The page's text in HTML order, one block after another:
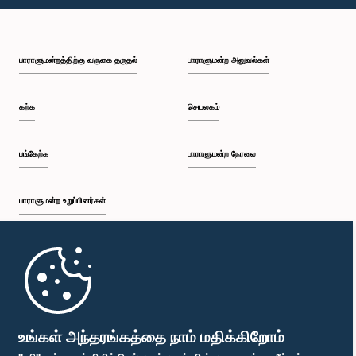
உங்கள் அந்தரங்கத்தை நாம் மதிக்கிறோம்
பி.ப. 1:49 - பி.ப. 1:56
பி.ப. 2:05 - பி.ப. 2:29
பி.ப. 2:54 - பி.ப. 3:09
பாராளுமன்றத்திற்கு வருகை தருதல்
கற்க
பங்கேற்க
பாராளுமன்ற உறுப்பினர்கள்
முதற்பக்கம்
பாராளுமன்ற அலுவல்கள்
செயலகம்
பாராளுமன்ற நேரலை
பாராளுமன்ற கையடக்க செயலி